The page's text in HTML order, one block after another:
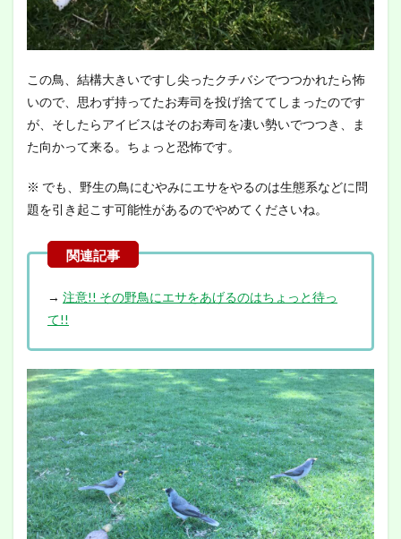
この鳥、結構大きいですし尖ったクチバシでつつかれたら怖
いので、思わず持ってたお寿司を投げ捨ててしまったのです
が、そしたらアイビスはそのお寿司を凄い勢いでつつき、ま
た向かって来る。ちょっと恐怖です。
※ でも、野生の鳥にむやみにエサをやるのは生態系などに問
題を引き起こす可能性があるのでやめてくださいね。
→ 注意!! その野鳥にエサをあげるのはちょっと待っ
て!!